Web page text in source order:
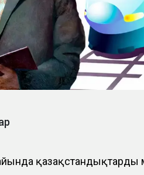
қазақстандықтарды